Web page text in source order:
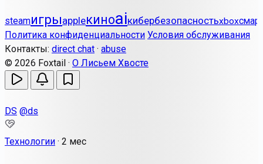
steamигрыappleкиноaiкибербезопасностьxbox
Политика конфиденциальности Условия обслуживания
Контакты: direct chat · abuse
© 2026 Foxtail · О Лисьем Хвосте
DS @ds
Технологии · 2 мес